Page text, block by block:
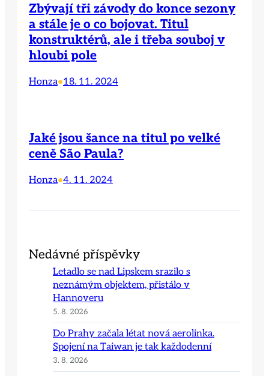
Zbývají tři závody do konce sezony
a stále je o co bojovat. Titul
konstruktérů, ale i třeba souboj v
hloubi pole
Honza•18. 11. 2024
Jaké jsou šance na titul po velké
ceně São Paula?
Honza•4. 11. 2024
Nedávné příspěvky
Letadlo se nad Lipskem srazilo s
neznámým objektem, přistálo v
Hannoveru
5. 8. 2026
Do Prahy začala létat nová aerolinka.
Spojení na Taiwan je tak každodenní
3. 8. 2026